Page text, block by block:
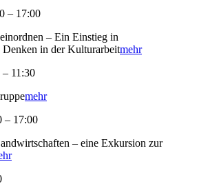
– 17:00
– Ein Einstieg in
Denken in der Kulturarbeitmehr
11:30
mehr
– 17:00
– eine Exkursion zur